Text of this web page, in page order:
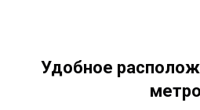
Удобное
метро